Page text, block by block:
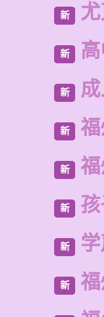
新
新
新
新
新
新
新
新